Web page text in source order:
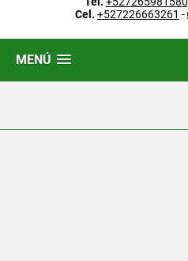
Cel. +527226663261 -
MENÚ